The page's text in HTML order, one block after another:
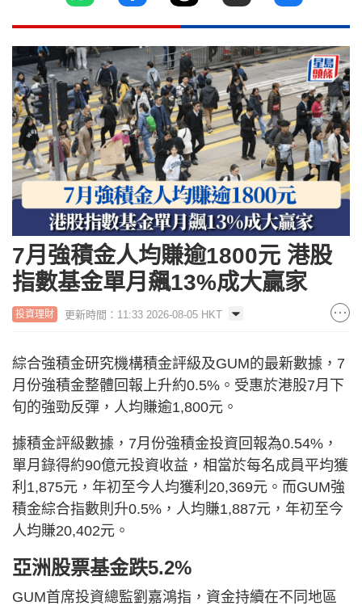
7月強積金人均賺逾1800元 港股
指數基金單月飆13%成大贏家
投資理財 更新時間：11:33 2026-08-05 HKT
綜合強積金研究機構積金評級及GUM的最新數據，7
月份強積金整體回報上升約0.5%。受惠於港股7月下
旬的強勁反彈，人均賺逾1,800元。
據積金評級數據，7月份強積金投資回報為0.54%，
單月錄得約90億元投資收益，相當於每名成員平均獲
利1,875元，年初至今人均獲利20,369元。而GUM強
積金綜合指數則升0.5%，人均賺1,887元，年初至今
人均賺20,402元。
亞洲股票基金跌5.2%
GUM首席投資總監劉嘉鴻指，資金持續在不同地區